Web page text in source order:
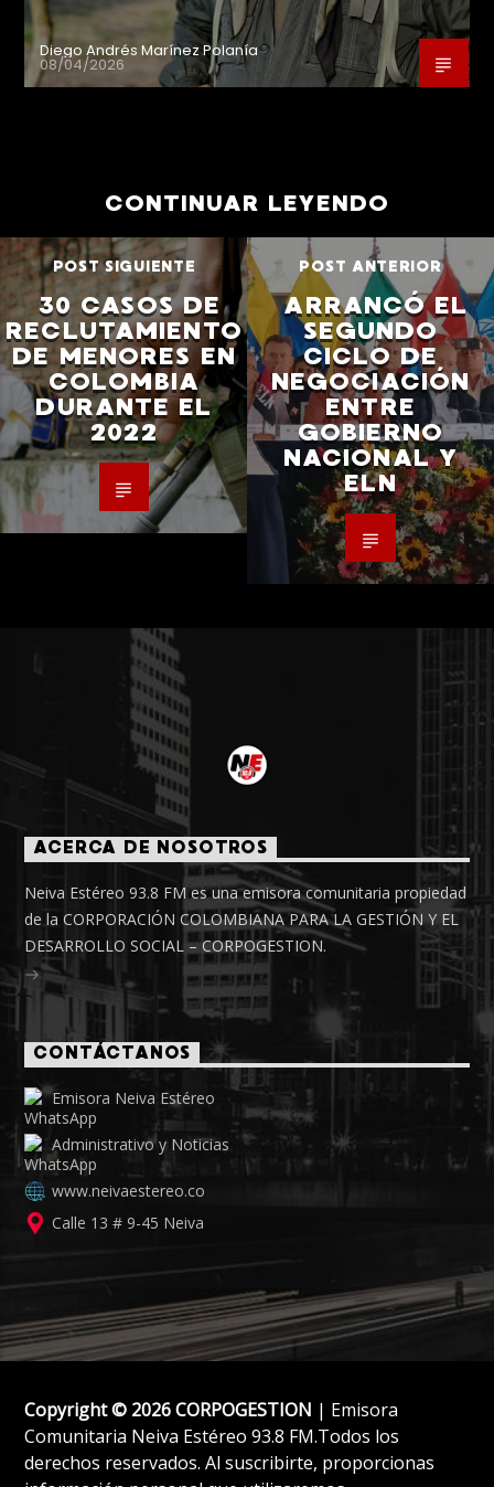
Diego Andrés Marínez Polanía
08/04/2026
CONTINUAR LEYENDO
POST SIGUIENTE
30 CASOS DE
RECLUTAMIENTO
DE MENORES EN
COLOMBIA
DURANTE EL
2022
POST ANTERIOR
ARRANCÓ EL
SEGUNDO
CICLO DE
NEGOCIACIÓN
ENTRE
GOBIERNO
NACIONAL Y
ELN
ACERCA DE NOSOTROS
Neiva Estéreo 93.8 FM es una emisora comunitaria propiedad
de la CORPORACIÓN COLOMBIANA PARA LA GESTIÓN Y EL
DESARROLLO SOCIAL – CORPOGESTION.
CONTÁCTANOS
Emisora Neiva Estéreo
Administrativo y Noticias
www.neivaestereo.co
Calle 13 # 9-45 Neiva
Copyright © 2026 CORPOGESTION | Emisora
Comunitaria Neiva Estéreo 93.8 FM.Todos los
derechos reservados. Al suscribirte, proporcionas